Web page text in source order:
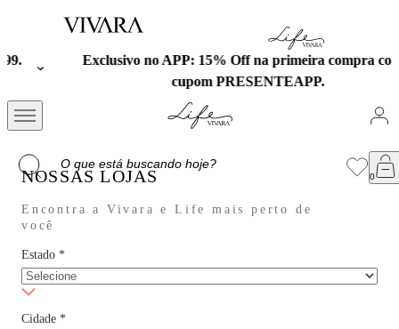
Exclusivo no APP: 15% Off na primeira compra com o
cupom PRESENTEAPP.
NOSSAS LOJAS
Encontra a Vivara e Life mais perto de
você
Estado *
Cidade *